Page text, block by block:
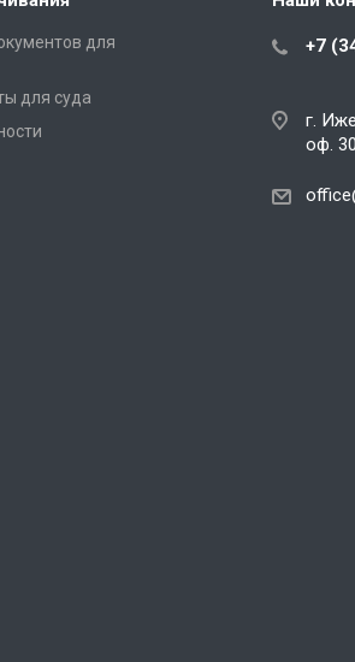
для
для суда
+7
г.
оф.